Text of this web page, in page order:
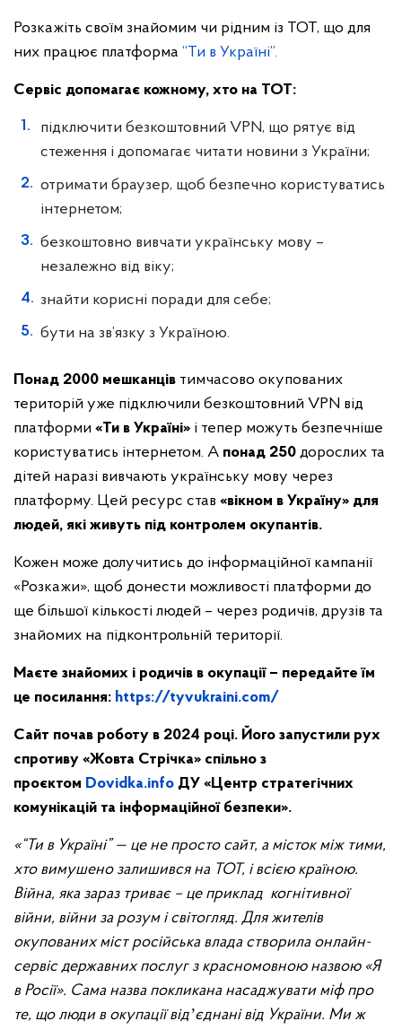
Розкажіть своїм знайомим чи рідним із ТОТ, що для
них працює платформа “Ти в Україні”.
Сервіс допомагає кожному, хто на ТОТ:
підключити безкоштовний VPN, що рятує від
стеження і допомагає читати новини з України;
отримати браузер, щоб безпечно користуватись
інтернетом;
безкоштовно вивчати українську мову –
незалежно від віку;
знайти корисні поради для себе;
бути на зв’язку з Україною.
Понад 2000 мешканців тимчасово окупованих
територій уже підключили безкоштовний VPN від
платформи «Ти в Україні» і тепер можуть безпечніше
користуватись інтернетом. А понад 250 дорослих та
дітей наразі вивчають українську мову через
платформу. Цей ресурс став «вікном в Україну» для
людей, які живуть під контролем окупантів.
Кожен може долучитись до інформаційної кампанії
«Розкажи», щоб донести можливості платформи до
ще більшої кількості людей – через родичів, друзів та
знайомих на підконтрольній території.
Маєте знайомих і родичів в окупації – передайте їм
це посилання: https://tyvukraini.com/
Сайт почав роботу в 2024 році. Його запустили рух
спротиву «Жовта Стрічка» спільно з
проєктом Dovidka.info ДУ «Центр стратегічних
комунікацій та інформаційної безпеки».
«“Ти в Україні” — це не просто сайт, а місток між тими,
хто вимушено залишився на ТОТ, і всією країною.
Війна, яка зараз триває – це приклад когнітивної
війни, війни за розум і світогляд. Для жителів
окупованих міст російська влада створила онлайн-
сервіс державних послуг з красномовною назвою «Я
в Росії». Сама назва покликана насаджувати міф про
те, що люди в окупації відʼєднані від України. Ми ж